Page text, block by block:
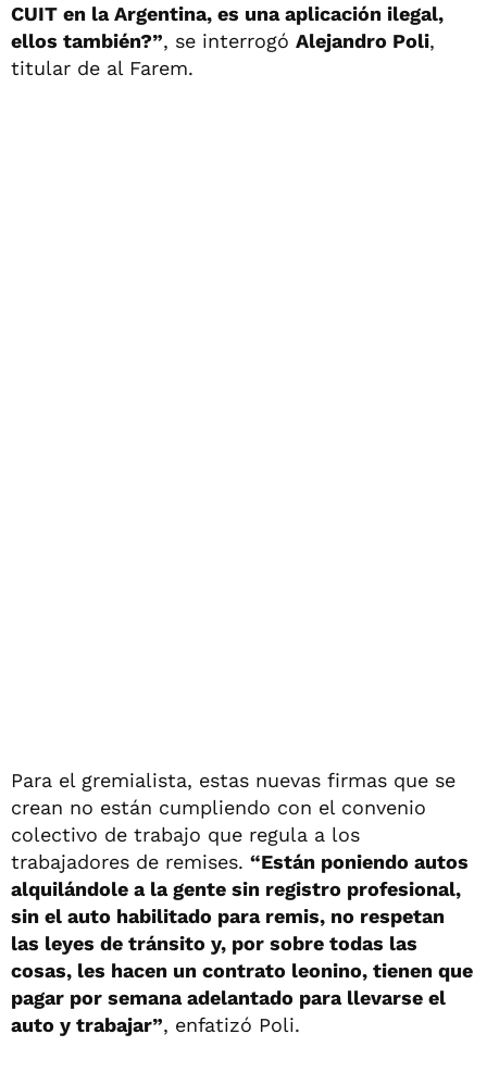
CUIT en la Argentina, es una aplicación ilegal,
ellos también?”, se interrogó Alejandro Poli,
titular de al Farem.
Para el gremialista, estas nuevas firmas que se
crean no están cumpliendo con el convenio
colectivo de trabajo que regula a los
trabajadores de remises. “Están poniendo autos
alquilándole a la gente sin registro profesional,
sin el auto habilitado para remis, no respetan
las leyes de tránsito y, por sobre todas las
cosas, les hacen un contrato leonino, tienen que
pagar por semana adelantado para llevarse el
auto y trabajar”, enfatizó Poli.